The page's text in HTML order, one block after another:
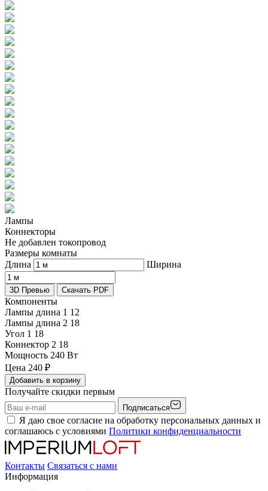
Лампы
Коннекторы
Не добавлен токопровод
Размеры комнаты
Длина
Ширина
3D Превью Скачать PDF
Компоненты
Лампы длина 1 12
Лампы длина 2 18
Угол 1 18
Коннектор 2 18
Мощность 240 Вт
Цена 240 ₽
Добавить в корзину
Получайте скидки первым
Подписаться
Я даю свое согласие на обработку персональных данных и
соглашаюсь с условиями Политики конфиденциальности
Контакты Связаться с нами
Информация